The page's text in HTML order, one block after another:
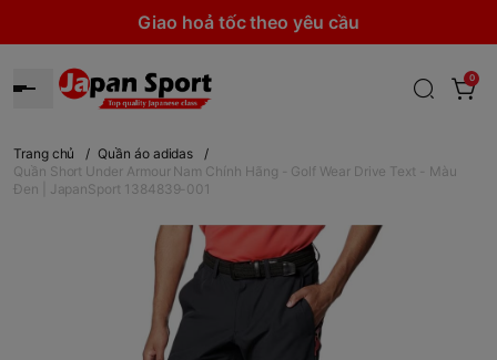
Giao hoả tốc theo yêu cầu
0
Trang chủ / Quần áo adidas
/
Quần Short Under Armour Nam Chính Hãng - Golf Wear Drive Text - Màu
Đen | JapanSport 1384839-001